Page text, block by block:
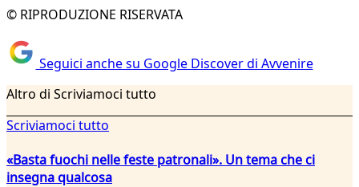
© RIPRODUZIONE RISERVATA
Seguici anche su Google Discover di Avvenire
Altro di Scriviamoci tutto
Scriviamoci tutto
«Basta fuochi nelle feste patronali». Un tema che ci
insegna qualcosa